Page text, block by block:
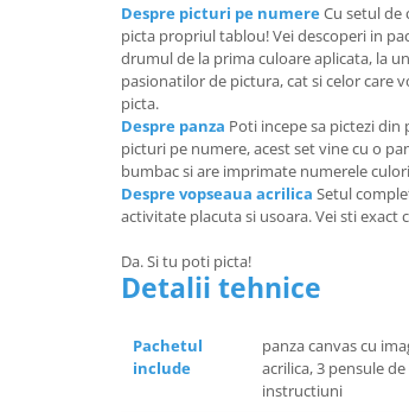
Despre picturi pe numereCu setul
picta propriul tablou! Vei descoperi in
drumul de la prima culoare aplicata, la
pasionatilor de pictura, cat si celor care
picta.
Despre panza Poti incepe sa pictezi din
picturi pe numere, acest set vine cu o
bumbac si are imprimate numerele
Despre vopseaua acrilica Setul
activitate placuta si usoara. Vei sti exact
Da. Si tu poti picta!
Detalii tehnice
Pachetul
include
panza canvas cu
acrilica, 3 pensule
instructiuni